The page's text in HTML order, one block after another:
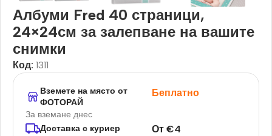
Албуми Fred 40 страници,
24×24см за залепване на вашите
снимки
Код: 1311
Вземете на място от
ФОТОРАЙ
За вземане днес
Беплатно
Доставка с куриер
От€4